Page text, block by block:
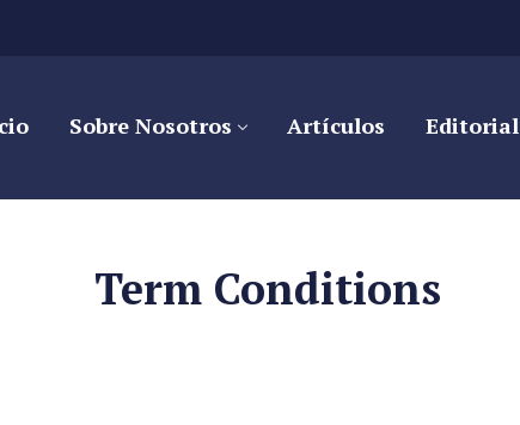
Sobre Nosotros Artículos Editorial
Term Conditions